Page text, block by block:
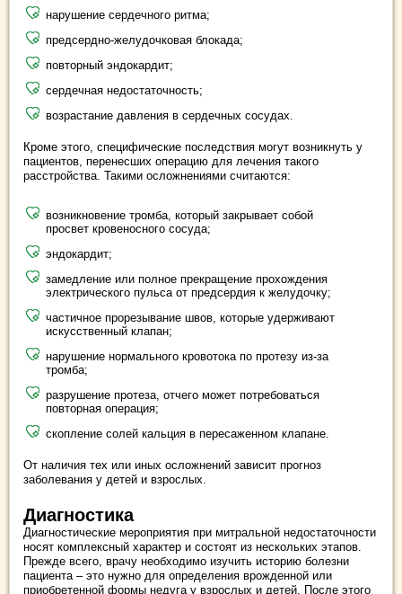
нарушение сердечного ритма;
предсердно-желудочковая блокада;
повторный эндокардит;
сердечная недостаточность;
возрастание давления в сердечных сосудах.
Кроме этого, специфические последствия могут возникнуть у
пациентов, перенесших операцию для лечения такого
расстройства. Такими осложнениями считаются:
возникновение тромба, который закрывает собой
просвет кровеносного сосуда;
эндокардит;
замедление или полное прекращение прохождения
электрического пульса от предсердия к желудочку;
частичное прорезывание швов, которые удерживают
искусственный клапан;
нарушение нормального кровотока по протезу из-за
тромба;
разрушение протеза, отчего может потребоваться
повторная операция;
скопление солей кальция в пересаженном клапане.
От наличия тех или иных осложнений зависит прогноз
заболевания у детей и взрослых.
Диагностика
Диагностические мероприятия при митральной недостаточности
носят комплексный характер и состоят из нескольких этапов.
Прежде всего, врачу необходимо изучить историю болезни
пациента – это нужно для определения врожденной или
приобретенной формы недуга у взрослых и детей. После этого